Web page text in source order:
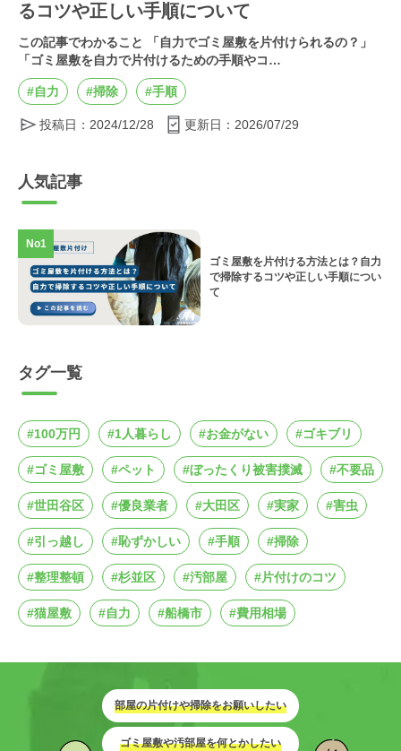
るコツや正しい手順について
この記事でわかること 「自力でゴミ屋敷を片付けられるの？」
「ゴミ屋敷を自力で片付けるための手順やコ…
#自力 #掃除 #手順
投稿日：2024/12/28 更新日：2026/07/29
人気記事
No1
ゴミ屋敷を片付ける方法とは？自力
で掃除するコツや正しい手順につい
て
タグ一覧
#100万円 #1人暮らし #お金がない #ゴキブリ
#ゴミ屋敷 #ペット #ぼったくり被害撲滅 #不要品
#世田谷区 #優良業者 #大田区 #実家 #害虫
#引っ越し #恥ずかしい #手順 #掃除
#整理整頓 #杉並区 #汚部屋 #片付けのコツ
#猫屋敷 #自力 #船橋市 #費用相場
部屋の片付けや掃除をお願いしたい
ゴミ屋敷や汚部屋を何とかしたい